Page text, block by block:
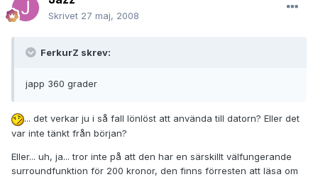
Skrivet 27 maj, 2008
FerkurZ skrev:
japp 360 grader
... det verkar ju i så fall lönlöst att använda till datorn? Eller det
var inte tänkt från början?
Eller... uh, ja... tror inte på att den har en särskillt välfungerande
surroundfunktion för 200 kronor, den finns förresten att läsa om